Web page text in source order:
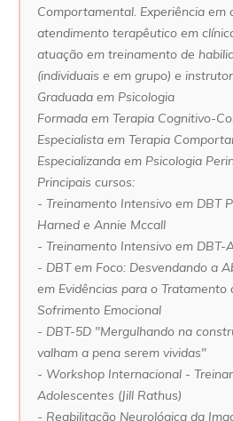
Comportamental. Experiência em
atendimento terapêutico em
atuação em treinamento de
(individuais e em grupo) e
Graduada em Psicologia
Formada em Terapia Cognitivo-
Especialista em Terapia
Especializanda em Psicologia
Principais cursos:
- Treinamento Intensivo em DBT
Harned e Annie Mccall
- Treinamento Intensivo em DBT-
- DBT em Foco: Desvendando a
em Evidências para o Tratamento
Sofrimento Emocional
- DBT-5D "Mergulhando na
valham a pena serem vividas"
- Workshop Internacional -
Adolescentes (Jill Rathus)
- Reabilitação Neurológica da